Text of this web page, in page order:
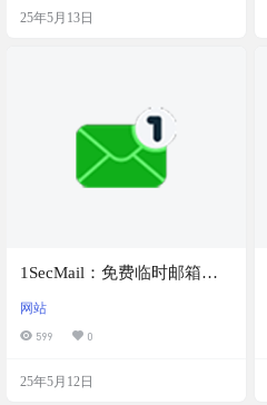
25年5月13日
1SecMail：免费临时邮箱，
扰，支持添加个人域名，创
建独特的临时邮箱地址，可
便随时查看
网站
599 0
25年5月12日